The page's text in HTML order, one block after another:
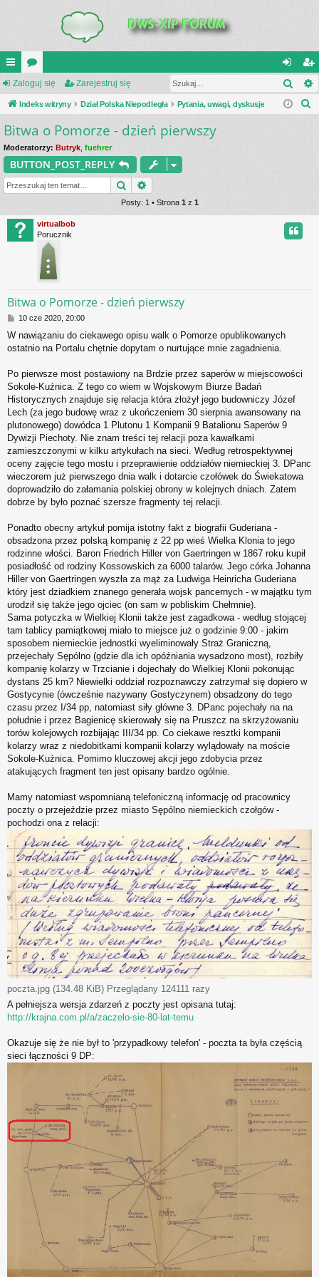
UI
C
K
_L
IN
K
or
a
al
og
ar
ej
Zaloguj się Zarejestruj się
Indeks witryny Dział Polska Niepodległa Pytania, uwagi, dyskusje
Bitwa o Pomorze - dzień pierwszy
Moderatorzy: Butryk fuehrer
BUTTON_POST_REPLY
Szukaj
Posty: 1 • Strona 1z 1
virtualbob
Porucznik
Bitwa o Pomorze - dzień pierwszy
P
s
t
10 cze 2020, 20:00
W nawiązaniu do ciekawego opisu walk o Pomorze opublikowanych
ostatnio na Portalu chętnie dopytam o nurtujące mnie zagadnienia.
Po pierwsze most postawiony na Brdzie przez saperów w miejscowości
Sokole-Kuźnica. Z tego co wiem w Wojskowym Biurze Badań
Historycznych znajduje się relacja która złożył jego budowniczy Józef
Lech (za jego budowę wraz z ukończeniem 30 sierpnia awansowany na
plutonowego) dowódca 1 Plutonu 1 Kompanii 9 Batalionu Saperów 9
Dywizji Piechoty. Nie znam treści tej relacji poza kawałkami
zamieszczonymi w kilku artykułach na sieci. Według retrospektywnej
oceny zajęcie tego mostu i przeprawienie oddziałów niemieckiej 3. DPanc
wieczorem już pierwszego dnia walk i dotarcie czołówek do Świekatowa
doprowadziło do załamania polskiej obrony w kolejnych dniach. Zatem
dobrze by było poznać szersze fragmenty tej relacji.
Ponadto obecny artykuł pomija istotny fakt z biografii Guderiana -
obsadzona przez polską kompanię z 22 pp wieś Wielka Klonia to jego
rodzinne włości. Baron Friedrich Hiller von Gaertringen w 1867 roku kupił
posiadłość od rodziny Kossowskich za 6000 talarów. Jego córka Johanna
Hiller von Gaertringen wyszła za mąż za Ludwiga Heinricha Guderiana
który jest dziadkiem znanego generała wojsk pancernych - w majątku tym
urodził się także jego ojciec (on sam w pobliskim Chełmnie).
Sama potyczka w Wielkiej Klonii także jest zagadkowa - według stojącej
tam tablicy pamiątkowej miało to miejsce już o godzinie 9:00 - jakim
sposobem niemieckie jednostki wyeliminowały Straż Graniczną,
przejechały Sępólno (gdzie dla ich opóźniania wysadzono most), rozbiły
kompanię kolarzy w Trzcianie i dojechały do Wielkiej Klonii pokonując
dystans 25 km? Niewielki oddział rozpoznawczy zatrzymał się dopiero w
Gostycynie (ówcześnie nazywany Gostyczynem) obsadzony do tego
czasu przez I/34 pp, natomiast siły główne 3. DPanc pojechały na na
południe i przez Bagienicę skierowały się na Pruszcz na skrzyżowaniu
torów kolejowych rozbijając III/34 pp. Co ciekawe resztki kompanii
kolarzy wraz z niedobitkami kompanii kolarzy wylądowały na moście
Sokole-Kuźnica. Pomimo kluczowej akcji jego zdobycia przez
atakujących fragment ten jest opisany bardzo ogólnie.
Mamy natomiast wspomnianą telefoniczną informację od pracownicy
poczty o przejeździe przez miasto Sępólno niemieckich czołgów -
pochodzi ona z relacji:
poczta.jpg (134.48 KiB) Przeglądany 124111 razy
A pełniejsza wersja zdarzeń z poczty jest opisana tutaj:
http://krajna.com.pl/a/zaczelo-sie-80-lat-temu
Okazuje się że nie był to 'przypadkowy telefon' - poczta ta była częścią
sieci łączności 9 DP: